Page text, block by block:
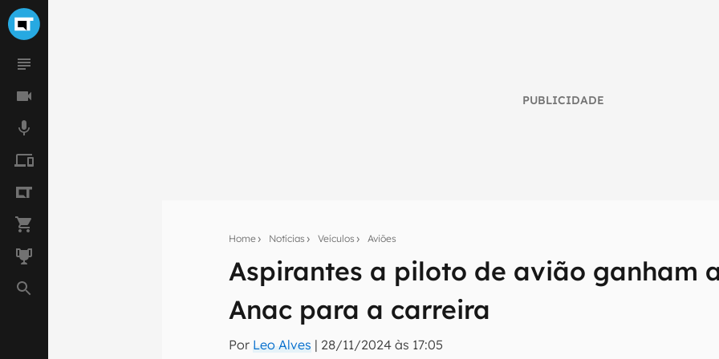
PUBLICIDADE
Home Notícias Veículos Aviões
Aspirantes a piloto de avião ganham
Anac para a carreira
Por Leo Alves | 28/11/2024 às 17:05
Seu resumo inteligente do mundo tech!
Assine a newsletter do Canaltech e receba notícias e reviews sobre tecnologia
mão.
E-mail